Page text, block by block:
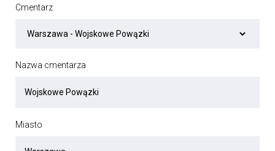
Cmentarz
Nazwa cmentarza
Miasto